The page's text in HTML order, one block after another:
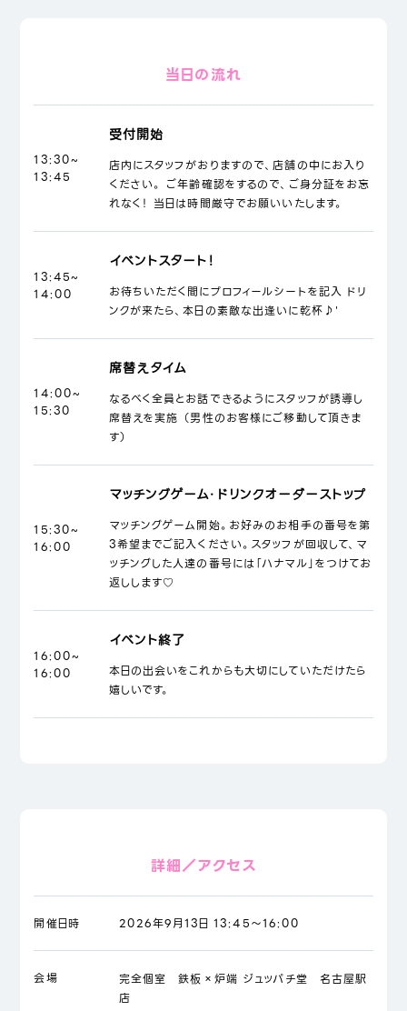
当日の流れ
13:30~
13:45
受付開始
店内にスタッフがおりますので、店舗の中にお入り
ください。 ご年齢確認をするので、ご身分証をお忘
れなく！ 当日は時間厳守でお願いいたします。
13:45~
14:00
イベントスタート！
お待ちいただく間にプロフィールシートを記入 ドリ
ンクが来たら、本日の素敵な出逢いに乾杯♪'
14:00~
15:30
席替えタイム
なるべく全員とお話できるようにスタッフが誘導し
席替えを実施 （男性のお客様にご移動して頂きま
す）
15:30~
16:00
マッチングゲーム・ドリンクオーダーストップ
マッチングゲーム開始。お好みのお相手の番号を第
3希望までご記入ください。スタッフが回収して、マ
ッチングした人達の番号には「ハナマル」をつけてお
返しします♡
16:00~
16:00
イベント終了
本日の出会いをこれからも大切にしていただけたら
嬉しいです。
詳細／アクセス
開催日時 2026年9月13日 13:45～16:00
会場
完全個室 鉄板×炉端 ジュッパチ堂 名古屋駅
店